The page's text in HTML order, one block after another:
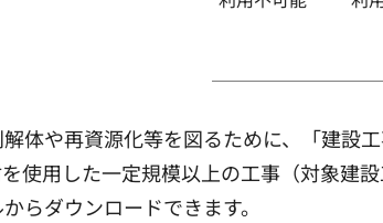
体や再資源化等を図るために、「建設
使用した一定規模以上の工事（対象建
らダウンロードできます。